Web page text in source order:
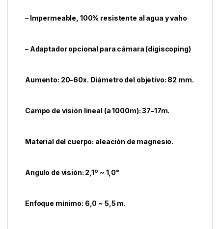
– Impermeable, 100% resistente al agua y vaho
– Adaptador opcional para cámara (digiscoping)
Aumento: 20-60x. Diámetro del objetivo: 82 mm.
Campo de visión lineal (a 1000m): 37-17m.
Material del cuerpo: aleación de magnesio.
Angulo de visión: 2,1º ~ 1,0°
Enfoque mínimo: 6,0 ~ 5,5 m.